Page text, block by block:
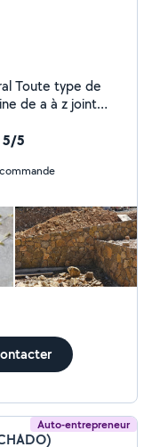
Toute type de
de a à z joint
rénovation et
robot
électrique
5/5
Travail soigné je recommande
Auto-entrepreneur